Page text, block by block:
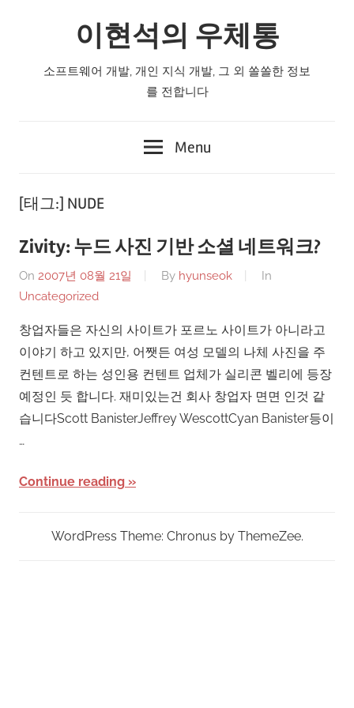
이현석의 우체통
소프트웨어 개발, 개인 지식 개발, 그 외 쏠쏠한 정보
를 전합니다
Menu
[태그:] NUDE
Zivity: 누드 사진 기반 소셜 네트워크?
On 2007년 08월 21일 By hyunseok
In
Uncategorized
창업자들은 자신의 사이트가 포르노 사이트가 아니라고
이야기 하고 있지만, 어쨋든 여성 모델의 나체 사진을 주
컨텐트로 하는 성인용 컨텐트 업체가 실리콘 벨리에 등장
예정인 듯 합니다. 재미있는건 회사 창업자 면면 인것 같
습니다Scott BanisterJeffrey WescottCyan Banister등이
…
Continue reading
WordPress Theme: Chronus by ThemeZee.